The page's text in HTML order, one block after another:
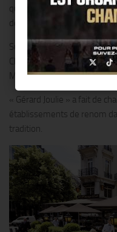
que les Restaurants «
de nouveaux
Chez André, L’Européen, Le
Marches, la Taverne
« Gérard Joulie » a fait de
établissements de renom
tradition.